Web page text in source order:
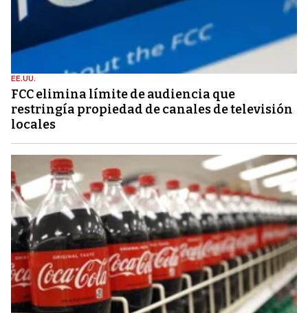
EE.UU.
FCC elimina límite de audiencia que
restringía propiedad de canales de televisión
locales